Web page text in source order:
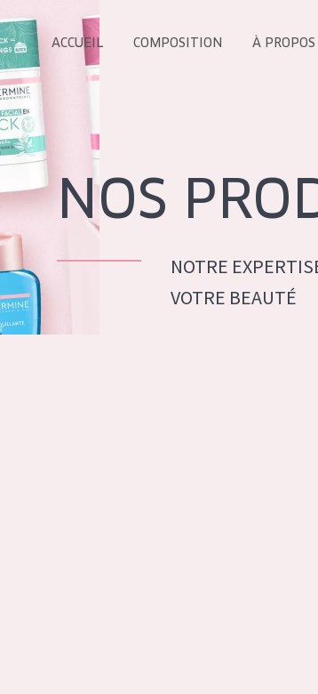
COLLECTION
Essentials
Lift+
Expert
ACCUEIL COMPOSITION À PROPOS
NOS
NOTRE
VOTRE BEAUTÉ